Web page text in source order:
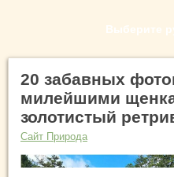
Выберите
20 забавных
милейшими
золотистый
Сайт Природа